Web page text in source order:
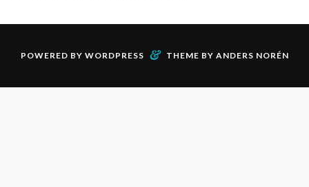
POWERED BY WORDPRESS & THEME BY ANDERS NORÉN